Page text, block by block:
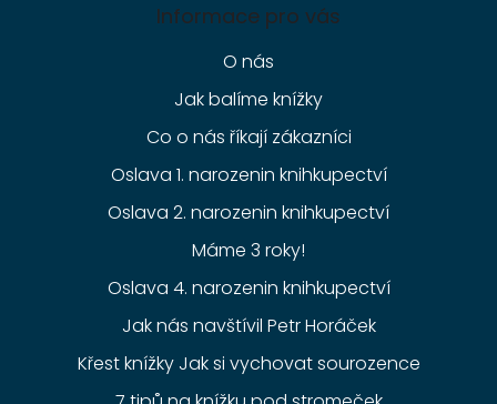
Informace pro vás
O nás
Jak balíme knížky
Co o nás říkají zákazníci
Oslava 1. narozenin knihkupectví
Oslava 2. narozenin knihkupectví
Máme 3 roky!
Oslava 4. narozenin knihkupectví
Jak nás navštívil Petr Horáček
Křest knížky Jak si vychovat sourozence